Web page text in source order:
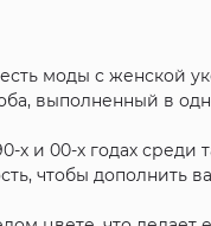
моды с женской
выполненный в
х и 00-х годах среди
чтобы дополнить